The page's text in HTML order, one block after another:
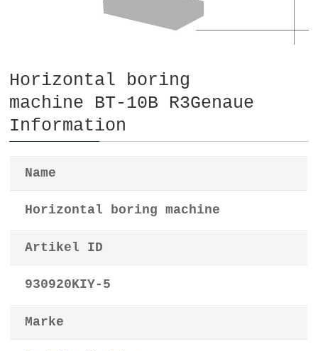
Horizontal boring
machine BT-10B R3Genaue
Information
Name
Horizontal boring machine
Artikel ID
930920KIY-5
Marke